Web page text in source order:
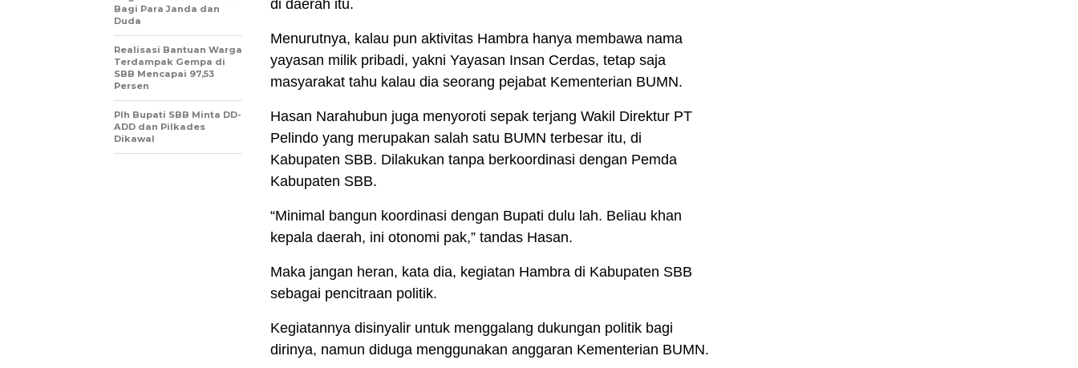
di daerah itu.
Menurutnya, kalau pun aktivitas Hambra hanya membawa nama
yayasan milik pribadi, yakni Yayasan Insan Cerdas, tetap saja
masyarakat tahu kalau dia seorang pejabat Kementerian BUMN.
Hasan Narahubun juga menyoroti sepak terjang Wakil Direktur PT
Pelindo yang merupakan salah satu BUMN terbesar itu, di
Kabupaten SBB. Dilakukan tanpa berkoordinasi dengan Pemda
Kabupaten SBB.
“Minimal bangun koordinasi dengan Bupati dulu lah. Beliau khan
kepala daerah, ini otonomi pak,” tandas Hasan.
Maka jangan heran, kata dia, kegiatan Hambra di Kabupaten SBB
sebagai pencitraan politik.
Kegiatannya disinyalir untuk menggalang dukungan politik bagi
dirinya, namun diduga menggunakan anggaran Kementerian BUMN.
Bagi Para Janda dan
Duda
Realisasi Bantuan Warga
Terdampak Gempa di
SBB Mencapai 97,53
Persen
Plh Bupati SBB Minta DD-
ADD dan Pilkades
Dikawal